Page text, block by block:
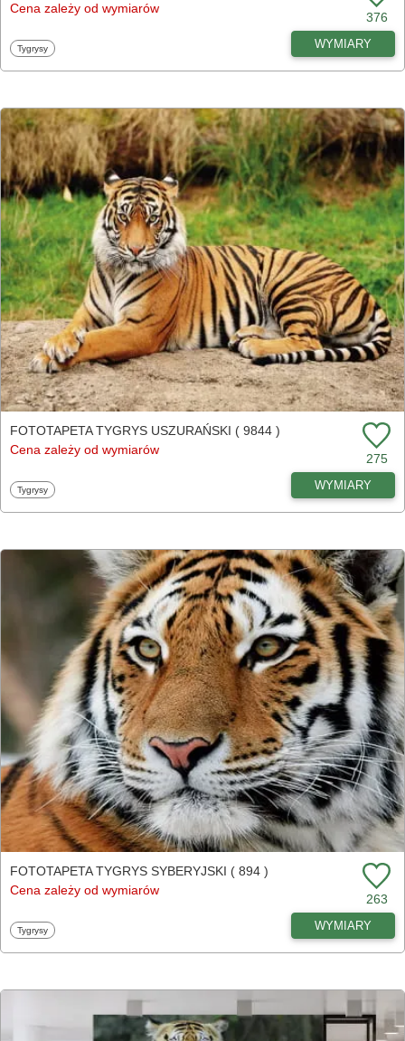
Cena zależy od wymiarów
376
Fototapety
Tygrysy WYMIARY
FOTOTAPETA TYGRYS USZURAŃSKI ( 9844 )
Cena zależy od wymiarów
275
Fototapety
Tygrysy WYMIARY
FOTOTAPETA TYGRYS SYBERYJSKI ( 894 )
Cena zależy od wymiarów
263
Fototapety
Tygrysy WYMIARY